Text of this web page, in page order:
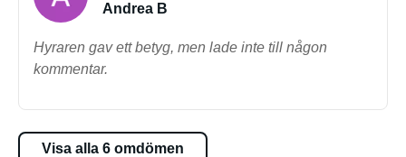
Andrea B
Hyraren gav ett betyg, men lade inte till någon
kommentar.
Visa alla 6 omdömen